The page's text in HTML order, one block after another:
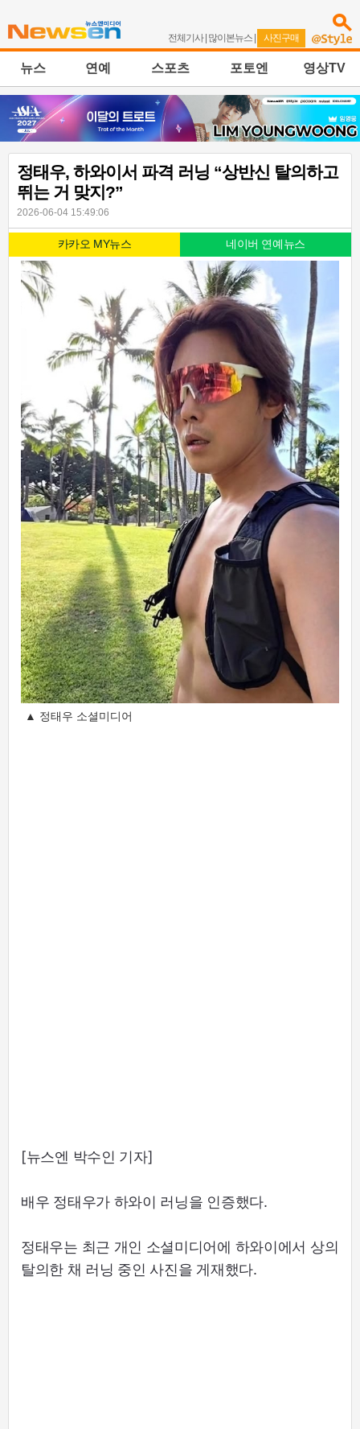
전체기사| 많이본뉴스 | 사진구매
뉴스 연예 스포츠 포토엔 영상TV
정태우, 하와이서 파격 러닝 “상반신 탈의하고
뛰는 거 맞지?”
2026-06-04 15:49:06
카카오 MY뉴스 네이버 연예뉴스
▲ 정태우 소셜미디어
[뉴스엔 박수인 기자]
배우 정태우가 하와이 러닝을 인증했다.
정태우는 최근 개인 소셜미디어에 하와이에서 상의
탈의한 채 러닝 중인 사진을 게재했다.